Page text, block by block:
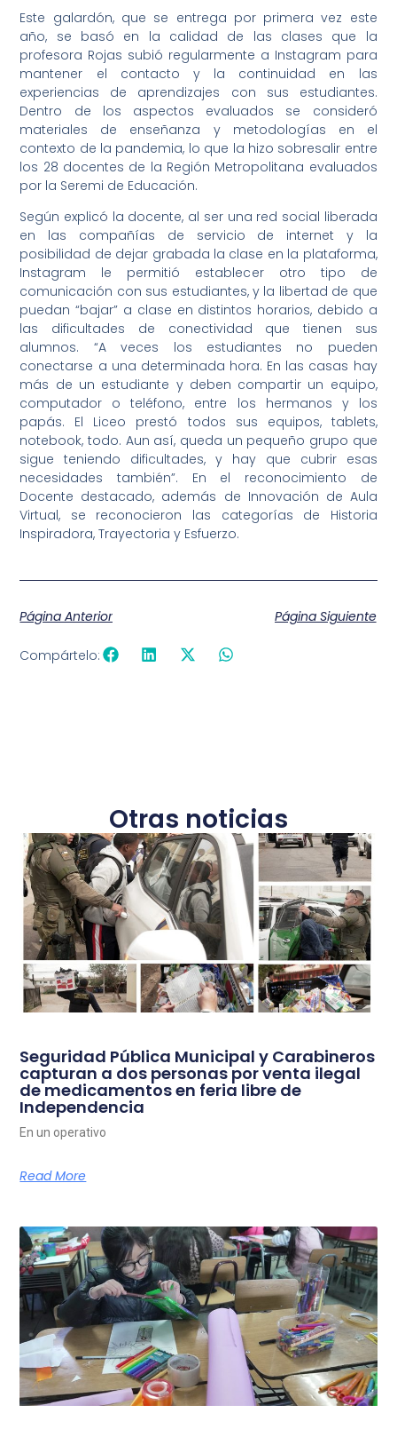
Este galardón, que se entrega por primera vez este
año, se basó en la calidad de las clases que la
profesora Rojas subió regularmente a Instagram para
mantener el contacto y la continuidad en las
experiencias de aprendizajes con sus estudiantes.
Dentro de los aspectos evaluados se consideró
materiales de enseñanza y metodologías en el
contexto de la pandemia, lo que la hizo sobresalir entre
los 28 docentes de la Región Metropolitana evaluados
por la Seremi de Educación.
Según explicó la docente, al ser una red social liberada
en las compañías de servicio de internet y la
posibilidad de dejar grabada la clase en la plataforma,
Instagram le permitió establecer otro tipo de
comunicación con sus estudiantes, y la libertad de que
puedan “bajar” a clase en distintos horarios, debido a
las dificultades de conectividad que tienen sus
alumnos. “A veces los estudiantes no pueden
conectarse a una determinada hora. En las casas hay
más de un estudiante y deben compartir un equipo,
computador o teléfono, entre los hermanos y los
papás. El Liceo prestó todos sus equipos, tablets,
notebook, todo. Aun así, queda un pequeño grupo que
sigue teniendo dificultades, y hay que cubrir esas
necesidades también”. En el reconocimiento de
Docente destacado, además de Innovación de Aula
Virtual, se reconocieron las categorías de Historia
Inspiradora, Trayectoria y Esfuerzo.
Página Anterior Página Siguiente
Compártelo:
Otras noticias
Seguridad Pública Municipal y Carabineros
capturan a dos personas por venta ilegal
de medicamentos en feria libre de
Independencia
En un operativo
Read More